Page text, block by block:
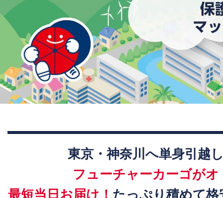
東京・神奈川へ単身引越
フューチャーカーゴがオ
最短当日お届け！ たっぷり積めて